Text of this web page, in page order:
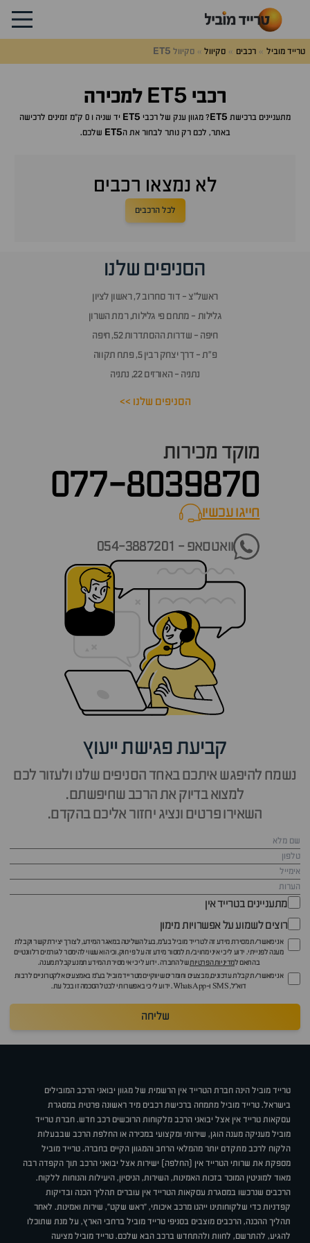
טרייד מוביל רכבים סקיוול סקיוול ET5
רכבי ET5 למכירה
מתעניינים ברכישת ET5? מגוון ענק של רכבי ET5
יד שניה ו 0 ק"מ זמינים לרכישה
באתר, לכם רק נותר לבחור את הET5 שלכם.
לא נמצאו רכבים
לכל הרכבים
הסניפים שלנו
ראשל״צ - דוד סחרוב 7, ראשון לציון
גלילות - מתחם פי גלילות, רמת השרון
חיפה - שדרות ההסתדרות 52, חיפה
פ״ת - דרך יצחק רבין 5, פתח תקווה
נתניה - האורזים 22, נתניה
הסניפים שלנו >>
מוקד מכירות
077-8039870
חייגו עכשיוcall now
וואטסאפ - 054-3887201
קביעת פגישת ייעוץ
נשמח להיפגש איתכם באחד הסניפים שלנו ולעזור לכם
למצוא בדיוק את הרכב שחיפשתם.
השאירו פרטים ונציג יחזור אליכם בהקדם.
מתעניינים בטרייד אין
רוצים לשמוע על אפשרויות מימון
אני מאשר/ת מסירת מידע זה לטרייד מוביל בע"מ, בעל השליטה במאגר המידע, לצורך יצירת קשר וקבלת
מענה לפנייתי. ידוע לי כי איני מחויב/ת למסור מידע זה על פי חוק, וכי הוא עשוי להימסר לגורמים רלוונטיים
בהתאם למדיניות הפרטיותשל החברה. ידוע לי כי אי מסירת המידע תמנע קבלת מענה.
אני מאשר/ת קבלת עדכונים, מבצעים וחומרים שיווקיים מטרייד מוביל בע"מ באמצעים אלקטרוניים לרבות
דוא״ל, SMS ו-WhatsApp. ידוע לי כי באפשרותי לבטל הסכמה זו בכל עת.
שליחה
טרייד מוביל הינה חברת הטרייד אין הרשמית של מגוון יבואני הרכב המובילים
בישראל. טרייד מוביל מתמחה ברכישת רכבים מיד ראשונה פרטית במסגרת
עסקאות טרייד אין אצל יבואני הרכב מלקוחות הרוכשים רכב חדש. חברת טרייד
מוביל מעניקה מענה הוגן, שירותי ומקצועי במכירה או החלפת הרכב שבבעלות
הלקוח לרכב מתקדם יותר מהמלאי הרחב והמגוון הקיים בחברה. טרייד מוביל
מספקת את שרותי הטרייד אין (החלפה) ישירות אצל יבואני הרכב תוך הקפדה רבה
מאוד למוניטין המוכר בזכות האמינות, השירות, הניסיון, היעילות והנוחות ללקוח.
הרכבים שנרכשו במסגרת עסקאות הטרייד אין עוברים תהליך הכנה ובדיקות
קפדניות כדי שלקוחותינו ייהנו מרכב איכותי, "ראש שקט", שירות ואמינות. לאחר
תהליך ההכנה, הרכבים מוצבים בסניפי טרייד מוביל ברחבי הארץ, על מנת שתוכלו
להגיע, להתרשם, לחוות ולהתחדש ברכב הבא שלכם. טרייד מוביל מציעה